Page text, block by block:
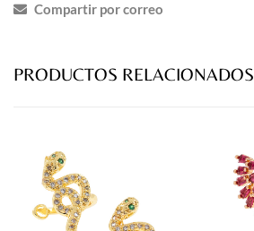
Compartir por correo
PRODUCTOS RELACIONADOS